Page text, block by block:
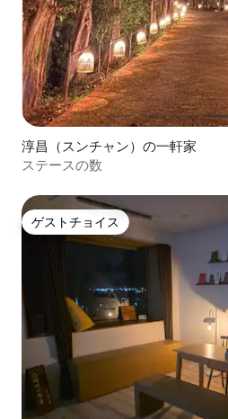
淳昌（スンチャン）の一軒家
ステースの数
ゲストチョイス
ゲストチョイス